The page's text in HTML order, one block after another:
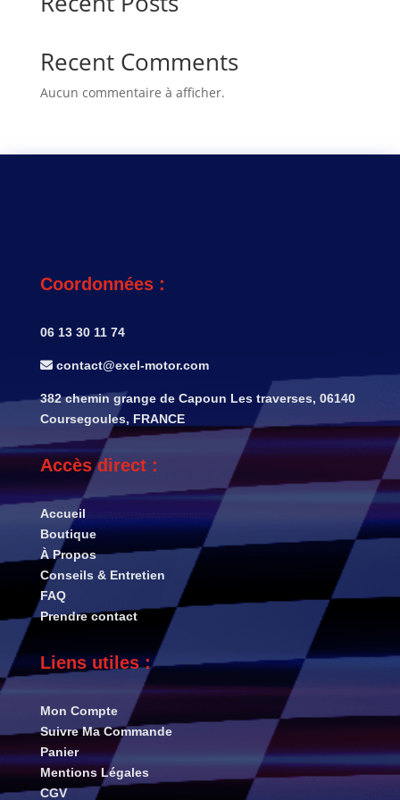
Recent Comments
Aucun commentaire à afficher.
Coordonnées :
06 13 30 11 74
contact@exel-motor.com
382 chemin grange de Capoun Les traverses, 06140
Coursegoules, FRANCE
Accès direct :
Accueil
Boutique
À Propos
Conseils & Entretien
FAQ
Prendre contact
Liens utiles :
Mon Compte
Suivre Ma Commande
Panier
Mentions Légales
CGV